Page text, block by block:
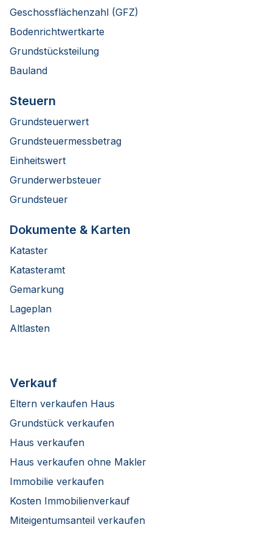
Geschossflächenzahl (GFZ)
Bodenrichtwertkarte
Grundstücksteilung
Bauland
Steuern
Grundsteuerwert
Grundsteuermessbetrag
Einheitswert
Grunderwerbsteuer
Grundsteuer
Dokumente & Karten
Kataster
Katasteramt
Gemarkung
Lageplan
Altlasten
Verkauf
Eltern verkaufen Haus
Grundstück verkaufen
Haus verkaufen
Haus verkaufen ohne Makler
Immobilie verkaufen
Kosten Immobilienverkauf
Miteigentumsanteil verkaufen